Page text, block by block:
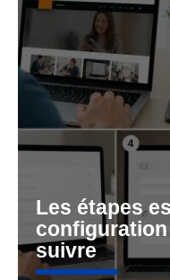
Les étapes
configuration
suivre